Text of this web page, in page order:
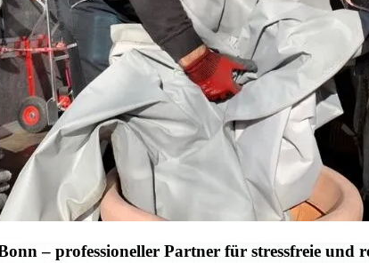
– professioneller Partner für stressfreie und